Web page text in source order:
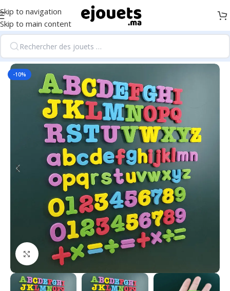
Skip to navigation
Skip to main content
Accueil/Fournitures scolaires et éducation
-10%
Click to enlarge